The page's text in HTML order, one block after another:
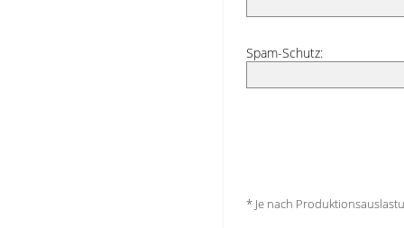
Spam-Schutz:
* Je nach